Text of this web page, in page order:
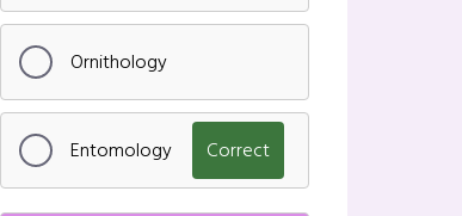
Ornithology
Entomology Correct